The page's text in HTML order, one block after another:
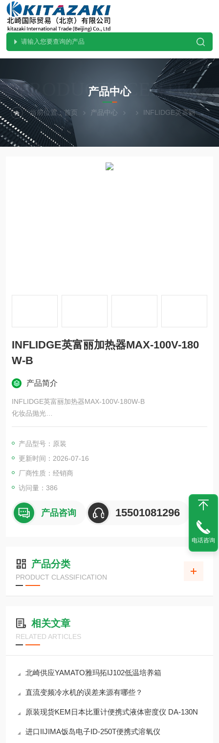
PRODUCTS CENTER
产品中心
当前位置：首页 产品中心 INFLIDGE英富丽 原
INFLIDGE英富丽加热器MAX-100V-180
W-B
产品简介
INFLIDGE英富丽加热器MAX-100V-180W-B
化妆品抛光
您可以轻松更改热量。
可以用空气进行清洁的局部加热。
产品型号：原装
更新时间：2026-07-16
厂商性质：经销商
访问量：386
产品咨询 15501081296
产品分类
PRODUCT CLASSIFICATION
相关文章
RELATED ARTICLES
北崎供应YAMATO雅玛拓IJ102低温培养箱
直流变频冷水机的误差来源有哪些？
原装现货KEM日本比重计便携式液体密度仪 DA-130N
进口IIJIMA饭岛电子ID-250T便携式溶氧仪
电话咨询